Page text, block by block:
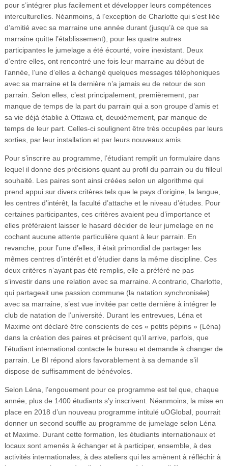
pour s’intégrer plus facilement et développer leurs compétences
interculturelles. Néanmoins, à l’exception de Charlotte qui s’est liée
d’amitié avec sa marraine une année durant (jusqu’à ce que sa
marraine quitte l’établissement), pour les quatre autres
participantes le jumelage a été écourté, voire inexistant. Deux
d’entre elles, ont rencontré une fois leur marraine au début de
l’année, l’une d’elles a échangé quelques messages téléphoniques
avec sa marraine et la dernière n’a jamais eu de retour de son
parrain. Selon elles, c’est principalement, premièrement, par
manque de temps de la part du parrain qui a son groupe d’amis et
sa vie déjà établie à Ottawa et, deuxièmement, par manque de
temps de leur part. Celles-ci soulignent être très occupées par leurs
sorties, par leur installation et par leurs nouveaux amis.
Pour s’inscrire au programme, l’étudiant remplit un formulaire dans
lequel il donne des précisions quant au profil du parrain ou du filleul
souhaité. Les paires sont ainsi créées selon un algorithme qui
prend appui sur divers critères tels que le pays d’origine, la langue,
les centres d’intérêt, la faculté d’attache et le niveau d’études. Pour
certaines participantes, ces critères avaient peu d’importance et
elles préféraient laisser le hasard décider de leur jumelage en ne
cochant aucune attente particulière quant à leur parrain. En
revanche, pour l’une d’elles, il était primordial de partager les
mêmes centres d’intérêt et d’étudier dans la même discipline. Ces
deux critères n’ayant pas été remplis, elle a préféré ne pas
s’investir dans une relation avec sa marraine. A contrario, Charlotte,
qui partageait une passion commune (la natation synchronisée)
avec sa marraine, s’est vue invitée par cette dernière à intégrer le
club de natation de l’université. Durant les entrevues, Léna et
Maxime ont déclaré être conscients de ces « petits pépins » (Léna)
dans la création des paires et précisent qu’il arrive, parfois, que
l’étudiant international contacte le bureau et demande à changer de
parrain. Le BI répond alors favorablement à sa demande s’il
dispose de suffisamment de bénévoles.
Selon Léna, l’engouement pour ce programme est tel que, chaque
année, plus de 1400 étudiants s’y inscrivent. Néanmoins, la mise en
place en 2018 d’un nouveau programme intitulé uOGlobal, pourrait
donner un second souffle au programme de jumelage selon Léna
et Maxime. Durant cette formation, les étudiants internationaux et
locaux sont amenés à échanger et à participer, ensemble, à des
activités internationales, à des ateliers qui les amènent à réfléchir à